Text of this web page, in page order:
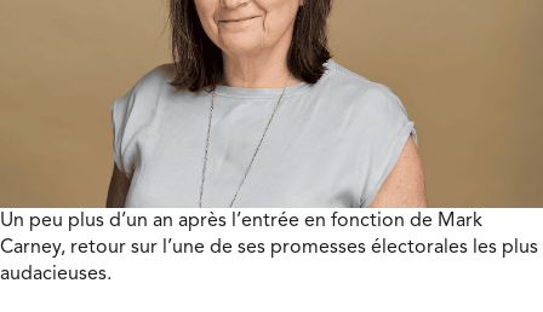
Un peu plus d’un an après l’entrée en fonction de Mark
Carney, retour sur l’une de ses promesses électorales les plus
audacieuses.